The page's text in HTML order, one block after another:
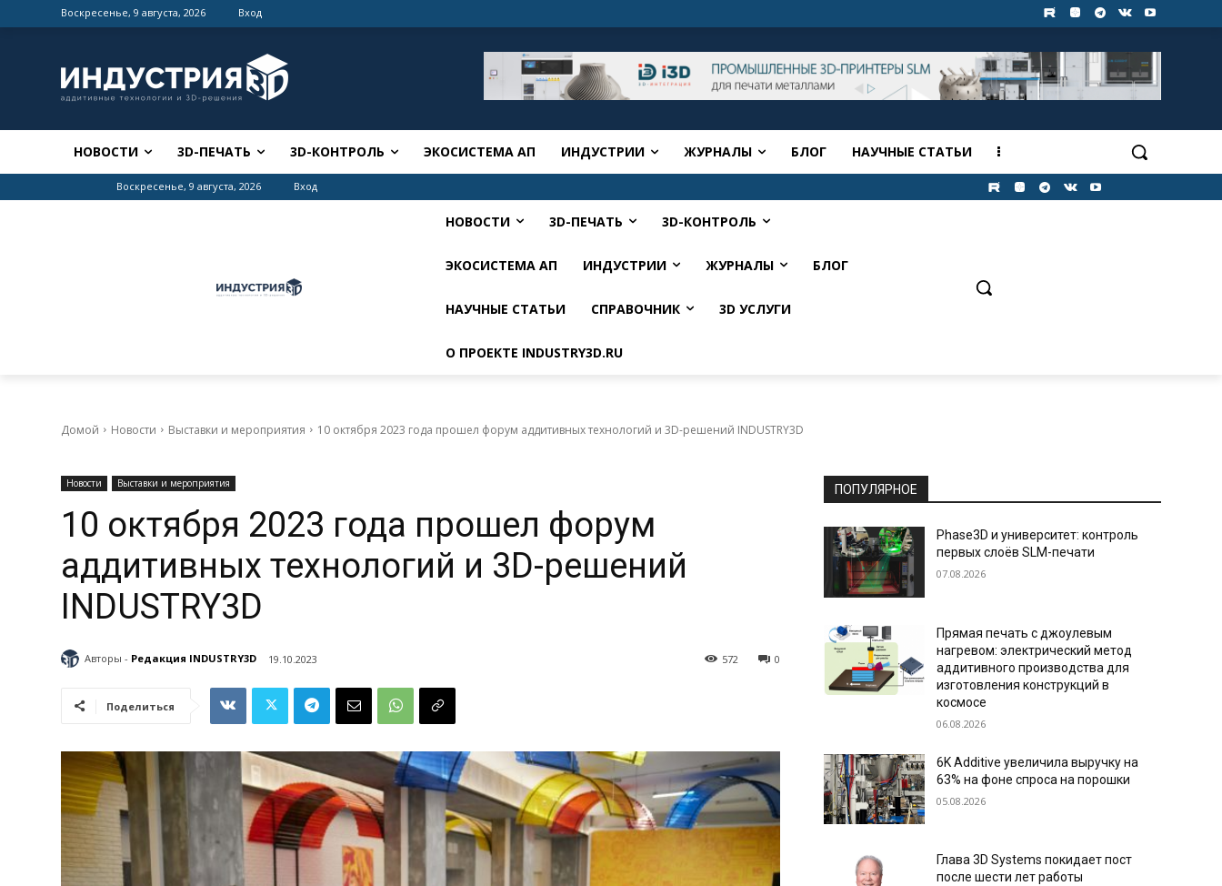
Воскресенье, 9 августа, 2026 Вход
НОВОСТИ 3D-ПЕЧАТЬ 3D-КОНТРОЛЬ ЭКОСИСТЕМА АП ИНДУСТРИИ ЖУРНАЛЫ БЛОГ НАУЧНЫЕ СТАТЬИ
Воскресенье, 9 августа, 2026 Вход
НОВОСТИ 3D-ПЕЧАТЬ 3D-КОНТРОЛЬ
ЭКОСИСТЕМА АП ИНДУСТРИИ ЖУРНАЛЫ БЛОГ
НАУЧНЫЕ СТАТЬИ СПРАВОЧНИК 3D УСЛУГИ
О ПРОЕКТЕ INDUSTRY3D.RU
Домой Новости Выставки и мероприятия 10 октября 2023 года прошел форум аддитивных технологий и 3D-решений INDUSTRY3D
Новости Выставки и мероприятия
10 октября 2023 года прошел форум
аддитивных технологий и 3D-решений
INDUSTRY3D
Авторы - Редакция INDUSTRY3D 19.10.2023 0
572
Поделиться
ПОПУЛЯРНОЕ
Phase3D и университет: контроль
первых слоёв SLM-печати
07.08.2026
Прямая печать с джоулевым
нагревом: электрический метод
аддитивного производства для
изготовления конструкций в
космосе
06.08.2026
6K Additive увеличила выручку на
63% на фоне спроса на порошки
05.08.2026
Глава 3D Systems покидает пост
после шести лет работы